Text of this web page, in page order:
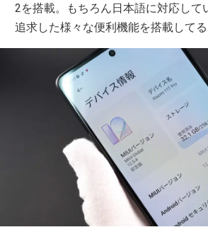
2を搭載。もちろん日本語に対応して
追求した様々な便利機能を搭載してる